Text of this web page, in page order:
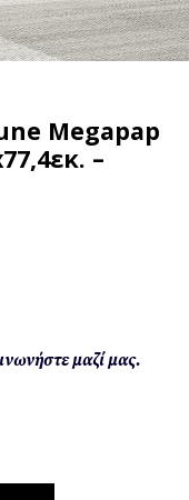
Megapap
–
μαζί μας.